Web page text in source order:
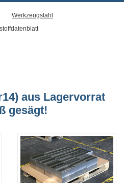
Werkzeugstahl
aus Lagervorrat
gesägt!